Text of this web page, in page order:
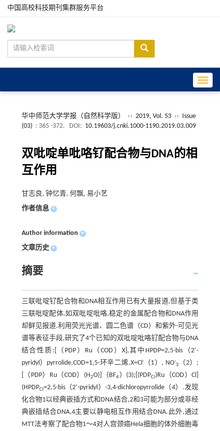
中国高校科技期刊集群服务平台
华中师范大学学报（自然科学版） ›› 2019, Vol. 53 ›› Issue
(03) : 365 -372. DOI: 10.19603/j.cnki.1000-1190.2019.03.009
双吡啶单吡咯钌配合物与DNA的相
互作用
甘志良, 钟忆青, 何飘, 易小艺
作者信息 +
Author information +
文章历史 +
摘要
三联吡啶钌配合物和DNA相互作用已有大量报道,但基于类
三联吡啶配体,如双吡啶吡咯,稳定的金属配合物和DNA作用
却鲜见报道.利用荧光光谱、圆二色谱（CD）和紫外-可见光
谱等表征手段,研究了4个已知的双吡啶吡咯钌配合物与DNA
结合性质:[（PDP）Ru（COD）X],其中HPDP=2,5-bis（2’-
pyridyl）pyrrolide,COD=1,5-环辛二烯,X=Cl-（1）, NO-
3
（2）;
[（PDP）Ru（COD）(H2O)]（BF4）(3);[(PDPCl)Ru（COD）Cl]
(HPDPCl =2,5-bis（2’-pyridyl）-3,4-dichloropyrrolide（4）.发现
化合物1以经典嵌插方式和DNA结合,2和3可能为部分或非经
典嵌插结合DNA,4主要以静电相互作用结合DNA.此外,通过
MTT法考察了配合物1～4对人宫颈癌Hela细胞的体外细胞毒